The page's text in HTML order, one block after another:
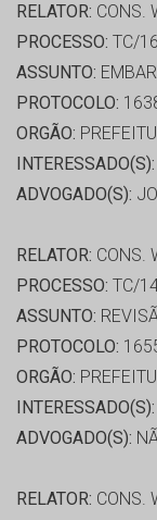
RELATOR: CONS.
PROCESSO: TC/
ASSUNTO:
PROTOCOLO:
ORGÃO:
INTERESSADO(S):
ADVOGADO(S):
RELATOR: CONS.
PROCESSO: TC/
ASSUNTO:
PROTOCOLO:
ORGÃO:
INTERESSADO(S):
ADVOGADO(S):
RELATOR: CONS.